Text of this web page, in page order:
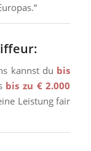
kannst du bis
bis zu € 2.000
Leistung fair